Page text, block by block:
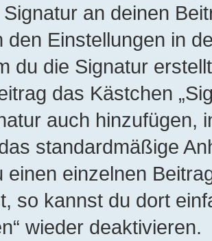
an deinen
den Einstellungen in
du die Signatur
das Kästchen
auch hinzufügen,
standardmäßige
einen einzelnen
so kannst du dort
wieder deaktivieren.